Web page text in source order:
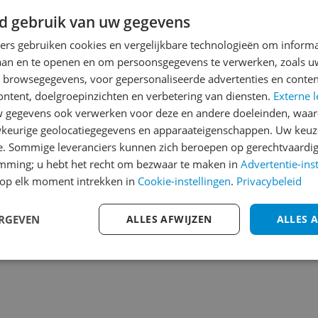
important to care for the
harsh minerals
water. When the
your Vac&Steam
regularly!
Heb jij dit product in bezit
met het schrijven van je
een review gemiddeld
andere bezoekers een
€250,-!Klik hier voor de
Cijfer
Welk cijfer geef jij dit
3
1
gebruik van uw gegevens
gebruiken cookies en vergelijkbare technologieën om
en te openen en om persoonsgegevens te verwerken, zoals
voor gepersonaliseerde advertenties en
doelgroepinzichten en verbetering van diensten. Externe
gegevens ook verwerken voor deze en andere doeleinden,
geolocatiegegevens en apparaateigenschappen. Uw
Sommige leveranciers kunnen zich beroepen op
u hebt het recht om bezwaar te maken in Advertentie-
elk moment intrekken in Cookie-instellingen. Privacybeleid
ALLES
ALLES AFWIJZEN